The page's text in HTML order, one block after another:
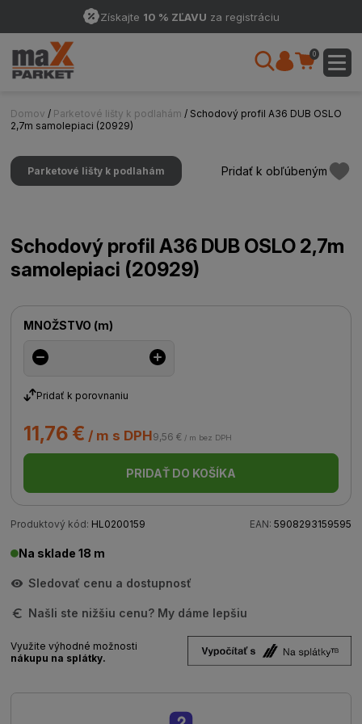
Získajte 10 % ZĽAVU za registráciu
0
Domov / Parketové lišty k podlahám / Schodový profil A36 DUB OSLO
2,7m samolepiaci (20929)
Parketové lišty k podlahám Pridať k obľúbeným
Schodový profil A36 DUB OSLO 2,7m
samolepiaci (20929)
MNOŽSTVO (m)
Pridať k porovnaniu
11,76 € / m s DPH9,56 € / m bez DPH
PRIDAŤ DO KOŠÍKA
Produktový kód: HL0200159 EAN: 5908293159595
Na sklade 18 m
Sledovať cenu a dostupnosť
Našli ste nižšiu cenu? My dáme lepšiu
Využite výhodné možnosti
nákupu na splátky.